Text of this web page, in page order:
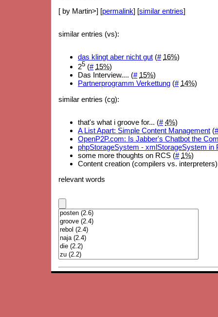
[ by Martin>] [permalink] [similar entries]
similar entries (vs):
das klingt aber nicht gut (# 16%)
25 (# 15%)
Das Interview.... (# 15%)
Partnerprogramm Verkettung (# 14%)
similar entries (cg):
that's what i groove for... (# 4%)
A List Apart: Simple Content Management (
OpenP2P.com: Is Jabber's Chatbot the
phpStorageSystem - xmlStorageSystem in
some more thoughts on RCS (# 1%)
Content creation (compilers vs.
relevant words